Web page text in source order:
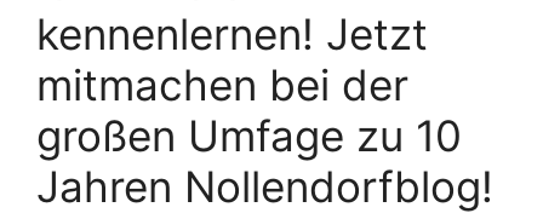
kennenlernen! Jetzt
mitmachen bei der
großen Umfage zu 10
Jahren Nollendorfblog!